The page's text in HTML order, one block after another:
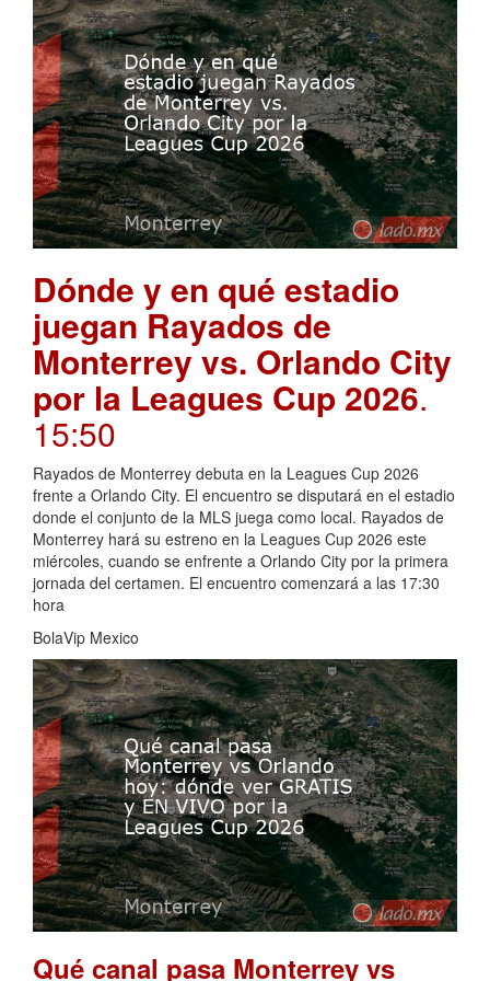
Dónde y en qué estadio
juegan Rayados de
Monterrey vs. Orlando City
por la Leagues Cup 2026.
15:50
Rayados de Monterrey debuta en la Leagues Cup 2026
frente a Orlando City. El encuentro se disputará en el estadio
donde el conjunto de la MLS juega como local. Rayados de
Monterrey hará su estreno en la Leagues Cup 2026 este
miércoles, cuando se enfrente a Orlando City por la primera
jornada del certamen. El encuentro comenzará a las 17:30
hora
BolaVip Mexico
Qué canal pasa Monterrey vs